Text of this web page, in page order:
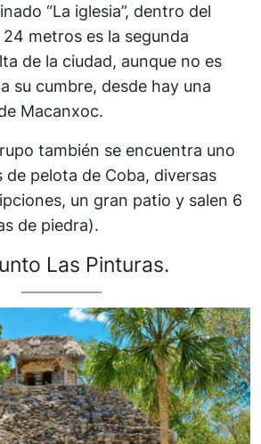
“La iglesia”, dentro del
metros es la segunda
de la ciudad, aunque no es
su cumbre, desde hay una
Macanxoc.
también se encuentra uno
de pelota de Coba, diversas
un gran patio y salen 6
de piedra).
Las Pinturas.